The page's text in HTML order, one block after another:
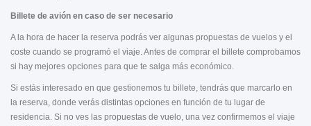
Billete de avión en caso de ser necesario
A la hora de hacer la reserva podrás ver algunas propuestas de vuelos y el
coste cuando se programó el viaje. Antes de comprar el billete comprobamos
si hay mejores opciones para que te salga más económico.
Si estás interesado en que gestionemos tu billete, tendrás que marcarlo en
la reserva, donde verás distintas opciones en función de tu lugar de
residencia. Si no ves las propuestas de vuelo, una vez confirmemos el viaje